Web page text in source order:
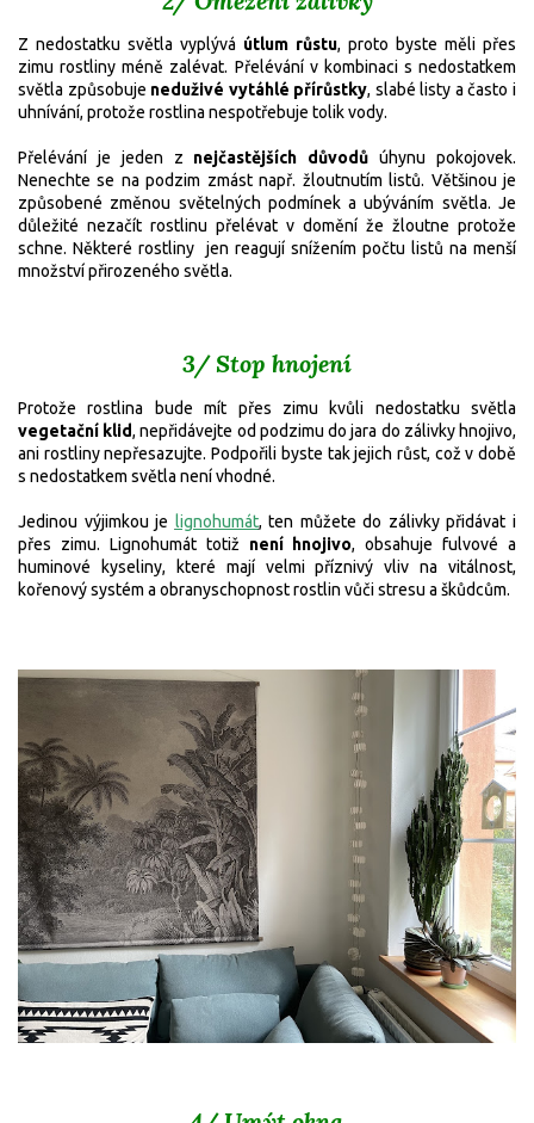
Z nedostatku světla vyplývá útlum růstu, proto byste měli přes
zimu rostliny méně zalévat. Přelévání v kombinaci s nedostatkem
světla způsobuje neduživé vytáhlé přírůstky, slabé listy a často i
uhnívání, protože rostlina nespotřebuje tolik vody.
Přelévání je jeden z nejčastějších důvodů úhynu pokojovek.
Nenechte se na podzim zmást např. žloutnutím listů. Většinou je
způsobené změnou světelných podmínek a ubýváním světla. Je
důležité nezačít rostlinu přelévat v domění že žloutne protože
schne. Některé rostliny jen reagují snížením počtu listů na menší
množství přirozeného světla.
3/ Stop hnojení
Protože rostlina bude mít přes zimu kvůli nedostatku světla
vegetační klid, nepřidávejte od podzimu do jara do zálivky hnojivo,
ani rostliny nepřesazujte. Podpořili byste tak jejich růst, což v době
s nedostatkem světla není vhodné.
Jedinou výjimkou je lignohumát, ten můžete do zálivky přidávat i
přes zimu. Lignohumát totiž není hnojivo, obsahuje fulvové a
huminové kyseliny, které mají velmi příznivý vliv na vitálnost,
kořenový systém a obranyschopnost rostlin vůči stresu a škůdcům.